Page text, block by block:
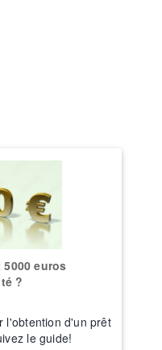
euros
?
l'obtention d'un prêt
le guide!